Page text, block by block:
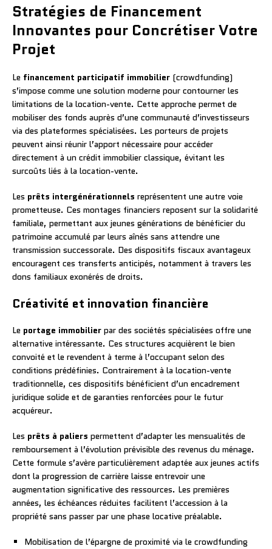
Stratégies de Financement
Innovantes pour Concrétiser Votre
Projet
Le financement participatif immobilier (crowdfunding)
s’impose comme une solution moderne pour contourner les
limitations de la location-vente. Cette approche permet de
mobiliser des fonds auprès d’une communauté d’investisseurs
via des plateformes spécialisées. Les porteurs de projets
peuvent ainsi réunir l’apport nécessaire pour accéder
directement à un crédit immobilier classique, évitant les
surcoûts liés à la location-vente.
Les prêts intergénérationnels représentent une autre voie
prometteuse. Ces montages financiers reposent sur la solidarité
familiale, permettant aux jeunes générations de bénéficier du
patrimoine accumulé par leurs aînés sans attendre une
transmission successorale. Des dispositifs fiscaux avantageux
encouragent ces transferts anticipés, notamment à travers les
dons familiaux exonérés de droits.
Créativité et innovation financière
Le portage immobilier par des sociétés spécialisées offre une
alternative intéressante. Ces structures acquièrent le bien
convoité et le revendent à terme à l’occupant selon des
conditions prédéfinies. Contrairement à la location-vente
traditionnelle, ces dispositifs bénéficient d’un encadrement
juridique solide et de garanties renforcées pour le futur
acquéreur.
Les prêts à paliers permettent d’adapter les mensualités de
remboursement à l’évolution prévisible des revenus du ménage.
Cette formule s’avère particulièrement adaptée aux jeunes actifs
dont la progression de carrière laisse entrevoir une
augmentation significative des ressources. Les premières
années, les échéances réduites facilitent l’accession à la
propriété sans passer par une phase locative préalable.
Mobilisation de l’épargne de proximité via le crowdfunding